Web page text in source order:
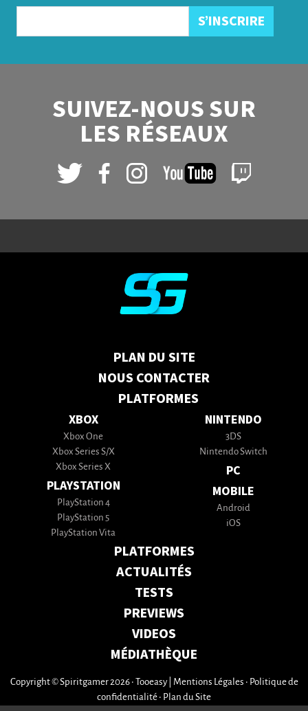
SUIVEZ-NOUS SUR
LES RÉSEAUX
PLAN DU SITE
NOUS CONTACTER
PLATFORMES
XBOX
Xbox One
Xbox Series S/X
Xbox Series X
PLAYSTATION
PlayStation 4
PlayStation 5
PlayStation Vita
NINTENDO
3DS
Nintendo Switch
PC
MOBILE
Android
iOS
PLATFORMES
ACTUALITÉS
TESTS
PREVIEWS
VIDEOS
MÉDIATHÈQUE
Copyright © Spiritgamer 2026 • Tooeasy Mentions Légales • Politique de
confidentialité • Plan du Site